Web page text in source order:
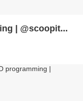
| @scoopit...